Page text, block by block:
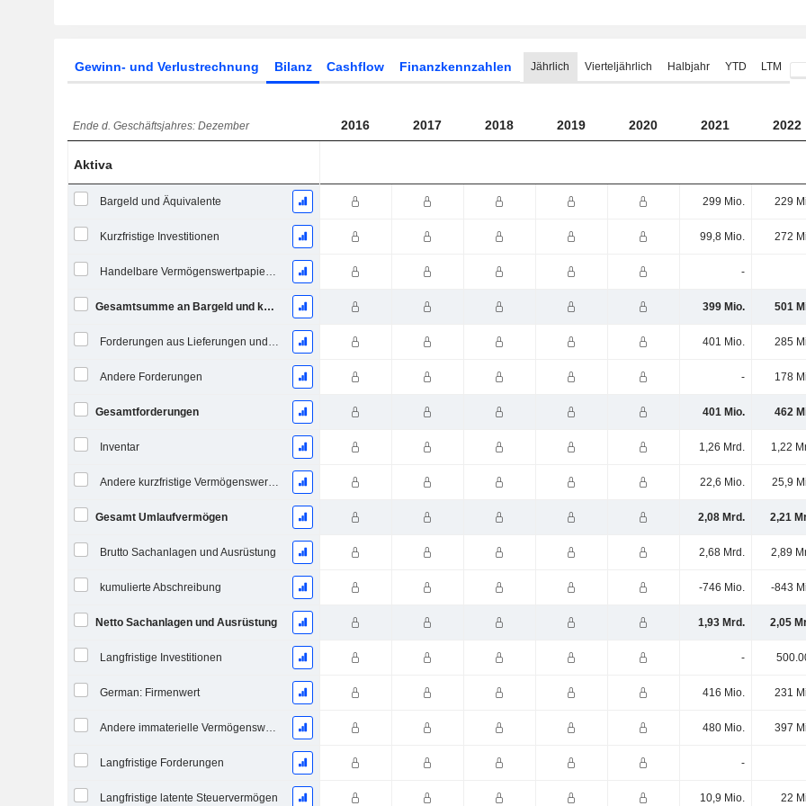
Gewinn- und Verlustrechnung Bilanz Cashflow Finanzkennzahlen Jährlich Vierteljährlich Halbjahr YTD LTM
Ende d. Geschäftsjahres: Dezember 2016 2017 2018 2019 2020 2021 2022
Aktiva
Bargeld und Äquivalente 299 Mio. 229
Kurzfristige Investitionen 99,8 Mio. 272
Handelbare Vermögenswertpapiere, Gesamt -
Gesamtsumme an Bargeld und kurzfristigen Investitionen 399 Mio. 501
Forderungen aus Lieferungen und Leistungen, Gesamt 401 Mio. 285
Andere Forderungen - 178
Gesamtforderungen 401 Mio. 462
Inventar 1,26 Mrd. 1,22
Andere kurzfristige Vermögenswerte, Gesamt 22,6 Mio. 25,9
Gesamt Umlaufvermögen 2,08 Mrd. 2,21
Brutto Sachanlagen und Ausrüstung 2,68 Mrd. 2,89
kumulierte Abschreibung -746 Mio. -843
Netto Sachanlagen und Ausrüstung 1,93 Mrd. 2,05
Langfristige Investitionen -
German: Firmenwert 416 Mio. 231
Andere immaterielle Vermögenswerte, Gesamt 480 Mio. 397
Langfristige Forderungen -
Langfristige latente Steuervermögen 10,9 Mio. 22